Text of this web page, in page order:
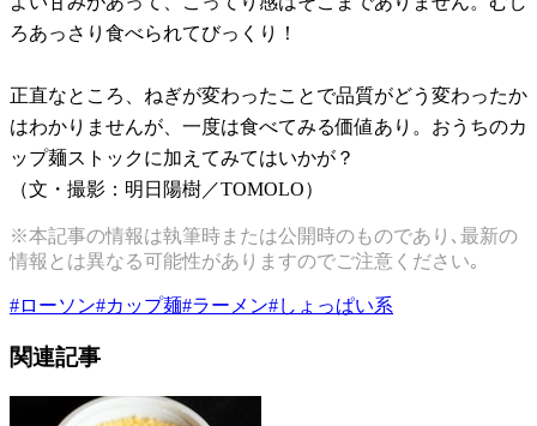
ろあっさり食べられてびっくり！
正直なところ、ねぎが変わったことで品質がどう変わったか
はわかりませんが、一度は食べてみる価値あり。おうちのカ
ップ麺ストックに加えてみてはいかが？
（文・撮影：明日陽樹／TOMOLO）
※本記事の情報は執筆時または公開時のものであり､最新の
情報とは異なる可能性がありますのでご注意ください｡
#ローソン#カップ麺#ラーメン#しょっぱい系
関連記事